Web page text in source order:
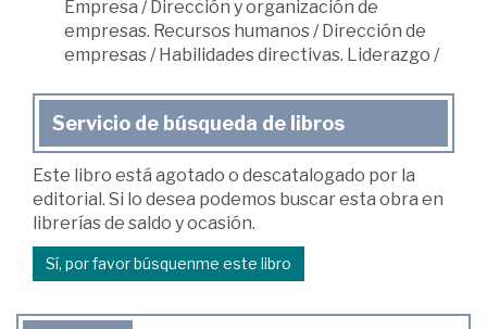
Empresa /Dirección y organización de
empresas. Recursos humanos /Dirección de
empresas /Habilidades directivas. Liderazgo /
Servicio de búsqueda de libros
Este libro está agotado o descatalogado por la
editorial. Si lo desea podemos buscar esta obra en
librerías de saldo y ocasión.
Sí, por favor búsquenme este libro